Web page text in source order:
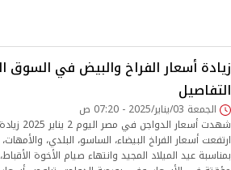
زيادة أسعار الفراخ والبيض في السوق
التفاصيل
الجمعة 03/يناير/2025 - 07:20 ص
شهدت أسعار
ارتفعت أسعار الفراخ البيضاء، الساسو، البلدي،
بمناسبة عيد الميلاد المجيد وانتهاء صيام الأخوة